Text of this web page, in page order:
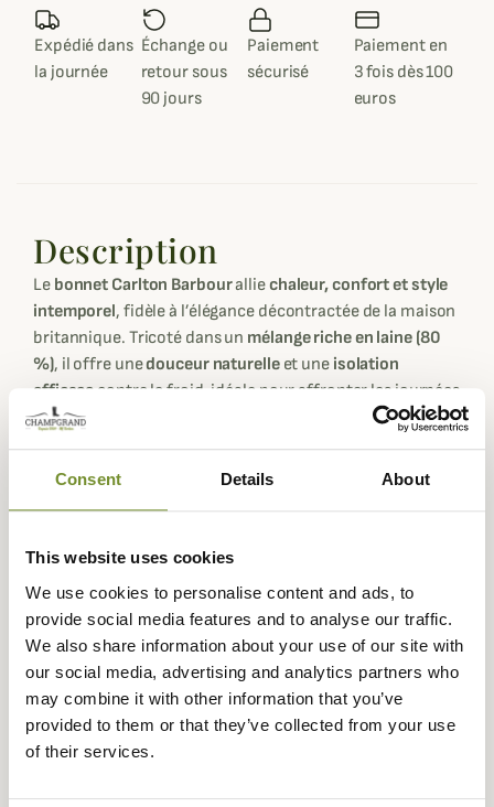
Consent Details About
This website uses cookies
We use cookies to personalise content and ads, to
provide social media features and to analyse our traffic.
We also share information about your use of our site with
our social media, advertising and analytics partners who
may combine it with other information that you’ve
provided to them or that they’ve collected from your use
of their services.
Expédié dans
la journée
Échange ou
retour sous
90 jours
Paiement
sécurisé
Paiement en
3 fois dès 100
euros
Description
Le bonnet Carlton Barbouralliechaleur, confort et style
intemporel, fidèle à l’élégance décontractée de la maison
britannique. Tricoté dans un mélange riche en laine (80
%), il offre unedouceur naturelleet une isolation
efficace contre le froid, idéale pour affronter les journées
d’hiver avec confort et distinction.
Sondesign côtelé classiqueet sonrevers ajustable
s’adaptent parfaitement à toutes les morphologies,
tandis que sadoublure en polaire intégrale
respirabilité. Ce bonnet à un
polyvalent, facile à assortir à une veste Barbour ou à une
tenue casual.
Le logo Barbour en cuir véritable apposé sur le revers
signe cette pièce d’un détail raffiné, symbole du savoir-
faire et du style emblématique de la marque. Pratique,
sobre et élégant, le bonnet Carltons’impose comme un
indispensable du vestiaire hivernal